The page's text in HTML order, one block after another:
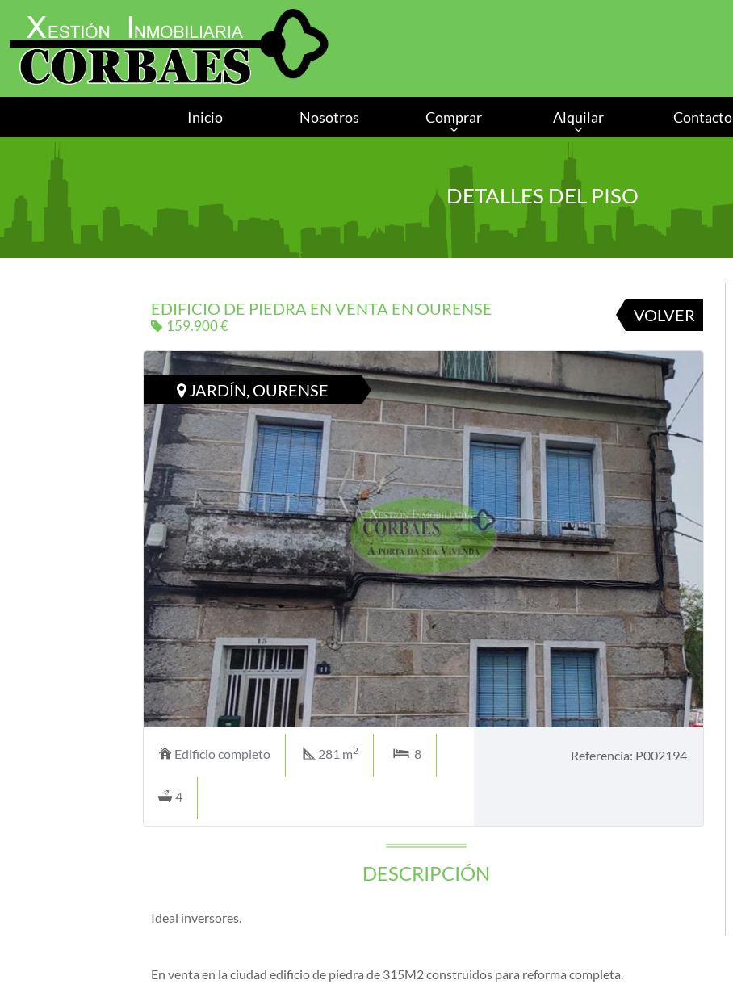
Inicio Nosotros Comprar Alquilar Contacto
DETALLES DEL PISO
VOLVER
EDIFICIO DE PIEDRA EN VENTA EN OURENSE
159.900 €
JARDÍN, OURENSE
Edificio completo 281 m2 8
4
Referencia: P002194
DESCRIPCIÓN
Ideal inversores.
En venta en la ciudad edificio de piedra de 315M2 construidos para reforma completa.